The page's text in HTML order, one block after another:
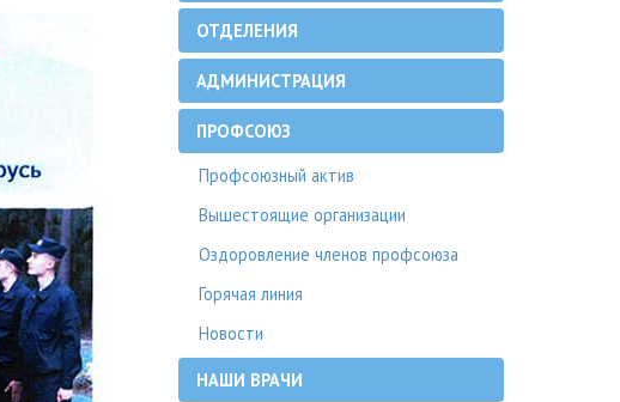
ОТДЕЛЕНИЯ
АДМИНИСТРАЦИЯ
ПРОФСОЮЗ
Профсоюзный актив
Вышестоящие организации
Оздоровление членов профсоюза
Горячая линия
Новости
НАШИ ВРАЧИ